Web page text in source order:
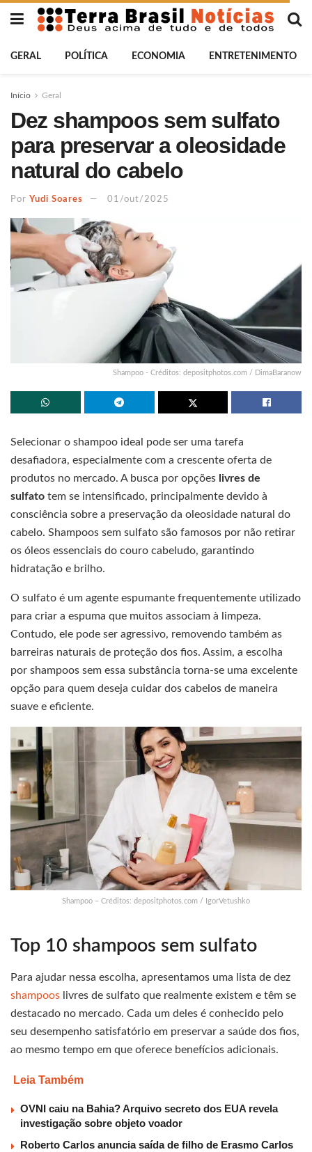
GERAL POLÍTICA ECONOMIA ENTRETENIMENTO
Início Geral
Dez shampoos sem sulfato
para preservar a oleosidade
natural do cabelo
Por Yudi Soares 01/out/2025
Shampoo - Créditos: depositphotos.com / DimaBaranow
Selecionar o shampoo ideal pode ser uma tarefa
desafiadora, especialmente com a crescente oferta de
produtos no mercado. A busca por opções livres de
sulfato tem se intensificado, principalmente devido à
consciência sobre a preservação da oleosidade natural do
cabelo. Shampoos sem sulfato são famosos por não retirar
os óleos essenciais do couro cabeludo, garantindo
hidratação e brilho.
O sulfato é um agente espumante frequentemente utilizado
para criar a espuma que muitos associam à limpeza.
Contudo, ele pode ser agressivo, removendo também as
barreiras naturais de proteção dos fios. Assim, a escolha
por shampoos sem essa substância torna-se uma excelente
opção para quem deseja cuidar dos cabelos de maneira
suave e eficiente.
Shampoo – Créditos: depositphotos.com / IgorVetushko
Top 10 shampoos sem sulfato
Para ajudar nessa escolha, apresentamos uma lista de dez
shampoos livres de sulfato que realmente existem e têm se
destacado no mercado. Cada um deles é conhecido pelo
seu desempenho satisfatório em preservar a saúde dos fios,
ao mesmo tempo em que oferece benefícios adicionais.
Leia Também
OVNI caiu na Bahia? Arquivo secreto dos EUA revela
investigação sobre objeto voador
Roberto Carlos anuncia saída de filho de Erasmo Carlos